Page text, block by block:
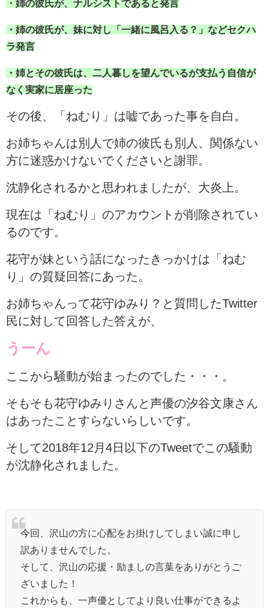
・姉の彼氏が、ナルシストであると発言
・姉の彼氏が、妹に対し「一緒に風呂入る？」などセクハ
ラ発言
・姉とその彼氏は、二人暮しを望んでいるが支払う自信が
なく実家に居座った
その後、「ねむり」は嘘であった事を自白。
お姉ちゃんは別人で姉の彼氏も別人、関係ない
方に迷惑かけないでくださいと謝罪。
沈静化されるかと思われましたが、大炎上。
現在は「ねむり」のアカウントが削除されてい
るのです。
花守が妹という話になったきっかけは「ねむ
り」の質疑回答にあった。
お姉ちゃんって花守ゆみり？と質問したTwitter
民に対して回答した答えが、
うーん
ここから騒動が始まったのでした・・・。
そもそも花守ゆみりさんと声優の汐谷文康さん
はあったことすらないらしいです。
そして2018年12月4日以下のTweetでこの騒動
が沈静化されました。
今回、沢山の方に心配をお掛けしてしまい誠に申し
訳ありませんでした。
そして、沢山の応援・励ましの言葉をありがとうご
ざいました！
これからも、一声優としてより良い仕事ができるよ